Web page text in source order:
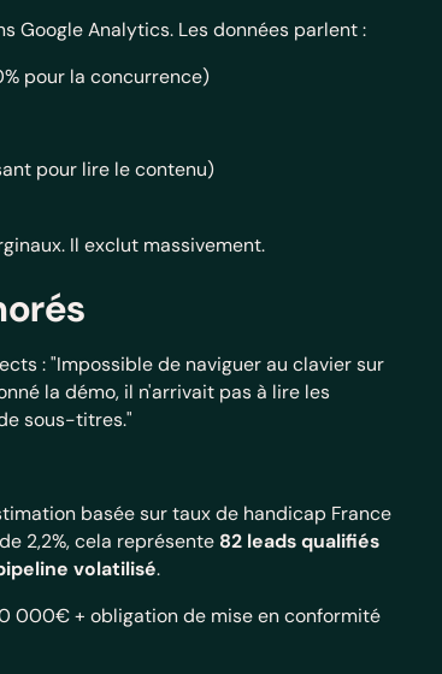
Google Analytics. Les données parlent :
pour la concurrence)
pour lire le contenu)
Il exclut massivement.
: "Impossible de naviguer au clavier sur
la démo, il n'arrivait pas à lire les
sous-titres."
basée sur taux de handicap France
2,2%, cela représente 82 leads qualifiés
volatilisé.
000€ + obligation de mise en conformité